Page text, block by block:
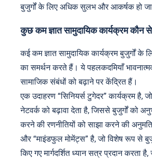
बुजुर्गों के लिए अधिक सुलभ और आकर्षक हो
कुछ कम ज्ञात सामुदायिक कार्यक्रम कौन
कई कम ज्ञात सामुदायिक कार्यक्रम बुजुर्गों के
का समर्थन करते हैं। ये पहलकदमियाँ
सामाजिक संबंधों को बढ़ाने पर केंद्रित हैं।
एक उदाहरण “सिनियर्स टुगेदर” कार्यक्रम है,
नेटवर्क को बढ़ावा देता है, जिससे बुजुर्गों को
करने की रणनीतियों को साझा करने की
और “माइंडफुल मोमेंट्स” है, जो विशेष रूप से
किए गए मार्गदर्शित ध्यान सत्र प्रदान करता